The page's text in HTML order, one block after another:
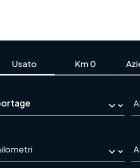
Usato Km 0